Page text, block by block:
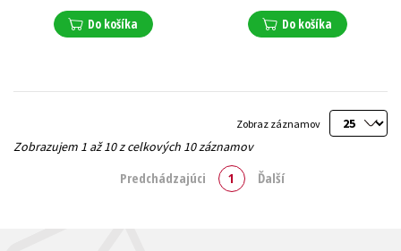
Do košíka Do košíka
Zobraz záznamov
Zobrazujem 1 až 10 z celkových 10 záznamov
Predchádzajúci 1 Ďalší